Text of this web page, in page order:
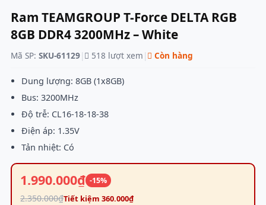
Ram TEAMGROUP T-Force DELTA RGB
8GB DDR4 3200MHz – White
Mã SP: SKU-61129| 518 lượt xem | Còn hàng
Dung lượng: 8GB (1x8GB)
Bus: 3200MHz
Độ trễ: CL16-18-18-38
Điện áp: 1.35V
Tản nhiệt: Có
1.990.000₫ -15%
2.350.000₫Tiết kiệm 360.000₫